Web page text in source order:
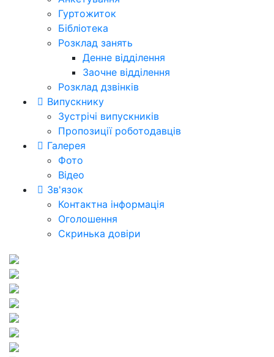
Гуртожиток
Бібліотека
Розклад занять
Денне відділення
Заочне відділення
Розклад дзвінків
Випускнику
Зустрічі випускників
Пропозиції роботодавців
Галерея
Фото
Відео
Зв'язок
Контактна інформація
Оголошення
Скринька довіри